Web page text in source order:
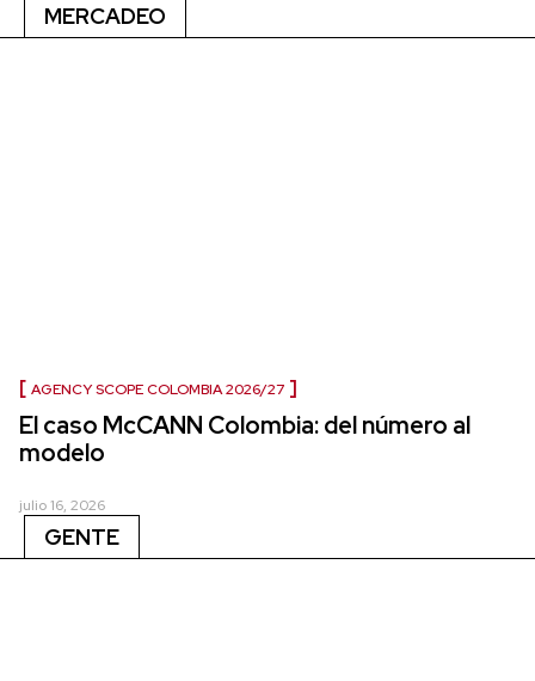
MERCADEO
AGENCY SCOPE COLOMBIA 2026/27
El caso McCANN Colombia: del número al
modelo
julio 16, 2026
GENTE